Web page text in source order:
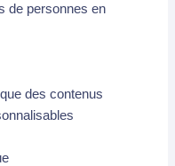
de personnes en
des contenus